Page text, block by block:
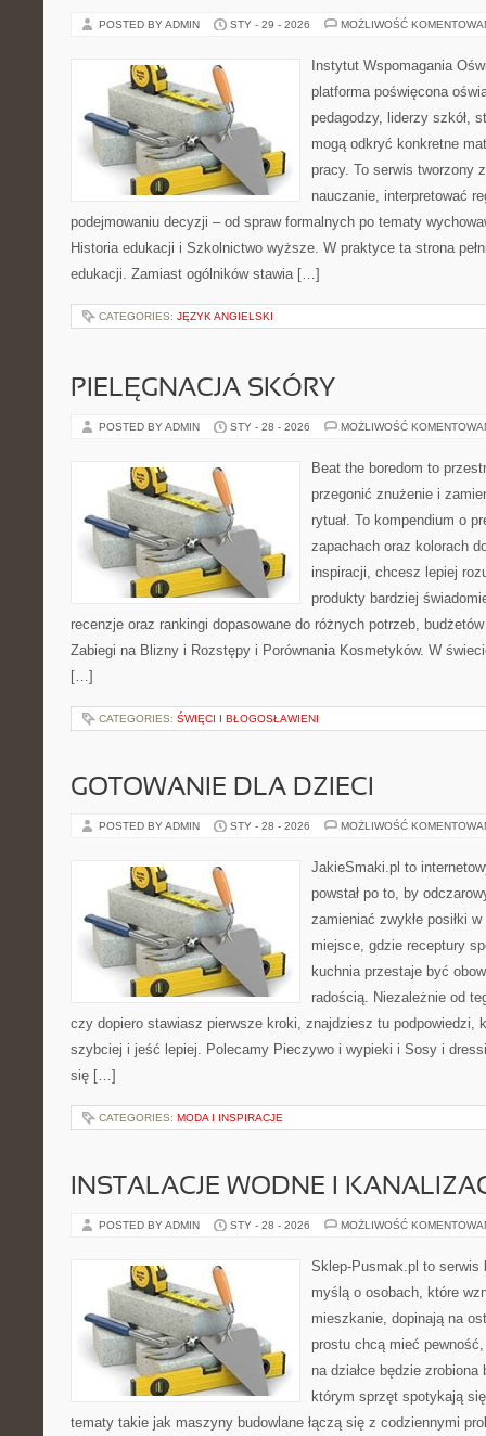
POSTED BY ADMIN STY - 29 - 2026 MOŻLIWOŚĆ
Instytut Wspomagania
platforma poświęcona
pedagodzy, liderzy szkół,
mogą odkryć konkretne
pracy. To serwis tworzony
nauczanie, interpretować
podejmowaniu decyzji – od spraw formalnych po tematy
Historia edukacji i Szkolnictwo wyższe. W praktyce ta strona
edukacji. Zamiast ogólników stawia […]
CATEGORIES: JĘZYK ANGIELSKI
PIELĘGNACJA SKÓRY
POSTED BY ADMIN STY - 28 - 2026 MOŻLIWOŚĆ
Beat the boredom to
przegonić znużenie i
rytuał. To kompendium o
zapachach oraz kolorach
inspiracji, chcesz lepiej
produkty bardziej
recenzje oraz rankingi dopasowane do różnych potrzeb,
Zabiegi na Blizny i Rozstępy i Porównania Kosmetyków. W
[…]
CATEGORIES: ŚWIĘCI I BŁOGOSŁAWIENI
GOTOWANIE DLA DZIECI
POSTED BY ADMIN STY - 28 - 2026 MOŻLIWOŚĆ
JakieSmaki.pl to
powstał po to, by
zamieniać zwykłe posiłki
miejsce, gdzie receptury
kuchnia przestaje być
radością. Niezależnie od
czy dopiero stawiasz pierwsze kroki, znajdziesz tu podpowiedzi,
szybciej i jeść lepiej. Polecamy Pieczywo i wypieki i Sosy i
się […]
CATEGORIES: MODA I INSPIRACJE
INSTALACJE WODNE I
POSTED BY ADMIN STY - 28 - 2026 MOŻLIWOŚĆ
Sklep-Pusmak.pl to serwis
myślą o osobach, które
mieszkanie, dopinają na
prostu chcą mieć
na działce będzie
którym sprzęt spotykają
tematy takie jak maszyny budowlane łączą się z codziennymi